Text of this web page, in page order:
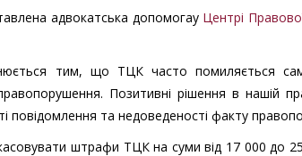
адвокатська допомогау Центрі
тим, що ТЦК часто помиляється
Позитивні рішення в нашій
повідомлення та недоведеності факту
штрафи ТЦК на суми від 17 000 до